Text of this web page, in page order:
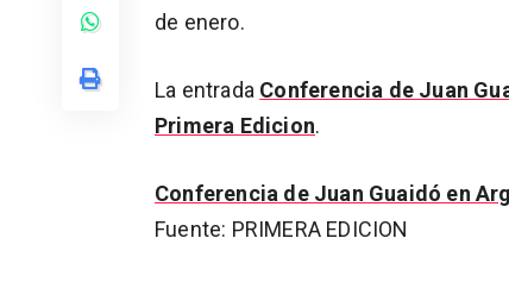
de enero.
La entrada Conferencia de Juan
Primera Edicion.
Conferencia de Juan Guaidó en
Fuente: PRIMERA EDICION